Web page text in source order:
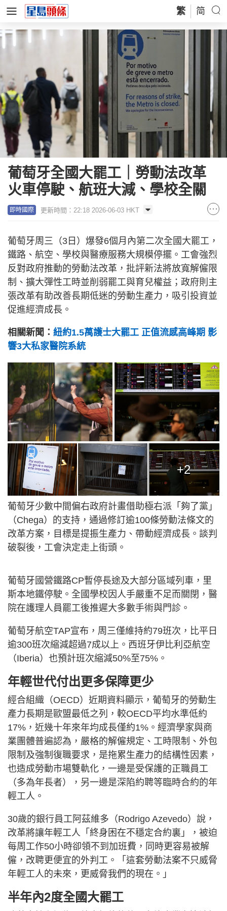
繁 简
葡萄牙全國大罷工｜勞動法改革
火車停駛、航班大減、學校全關
即時國際 更新時間：22:18 2026-06-03 HKT
葡萄牙周三（3日）爆發6個月內第二次全國大罷工，
鐵路、航空、學校與醫療服務大規模停擺。工會強烈
反對政府推動的勞動法改革，批評新法將放寬解僱限
制、擴大彈性工時並削弱罷工與育兒權益；政府則主
張改革有助改善長期低迷的勞動生產力，吸引投資並
促進經濟成長。
相關新聞： 紐約1.5萬護士大罷工 正值流感高峰期 影
響3大私家醫院系統
+2
葡萄牙少數中間偏右政府計畫借助極右派「夠了黨」
（Chega）的支持，通過修訂逾100條勞動法條文的
改革方案，目標是提振生產力、帶動經濟成長。談判
破裂後，工會決定走上街頭。
葡萄牙國營鐵路CP暫停長途及大部分區域列車，里
斯本地鐵停駛。全國學校因人手嚴重不足而關閉，醫
院在護理人員罷工後推遲大多數手術與門診。
葡萄牙航空TAP宣布，周三僅維持約79班次，比平日
逾300班次縮減超過7成以上。西班牙伊比利亞航空
（Iberia）也預計班次縮減50%至75%。
年輕世代付出更多保障更少
經合組織（OECD）近期資料顯示，葡萄牙的勞動生
產力長期是歐盟最低之列，較OECD平均水準低約
17%，近幾十年來年均成長僅約1%。經濟學家與商
業團體普遍認為，嚴格的解僱規定、工時限制、外包
限制及強制復職要求，是拖累生產力的結構性因素，
也造成勞動市場雙軌化，一邊是受保護的正職員工
（多為年長者），另一邊是深陷約聘等臨時合約的年
輕工人。
30歲的銀行員工阿茲維多（Rodrigo Azevedo）說，
改革將讓年輕工人「終身困在不穩定合約裏」，被迫
每周工作50小時卻領不到加班費，同時更容易被解
僱，改聘更便宜的外判工。「這套勞動法案不只威脅
年輕工人的未來，更威脅我們的現在。」
半年內2度全國大罷工